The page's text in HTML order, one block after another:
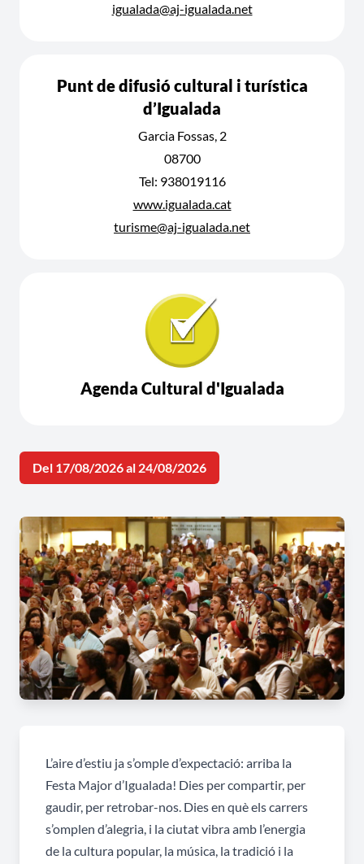
igualada@aj-igualada.net
Punt de difusió cultural i turística
d’Igualada
Garcia Fossas, 2
08700
Tel: 938019116
www.igualada.cat
turisme@aj-igualada.net
Agenda Cultural d'Igualada
Del 17/08/2026 al 24/08/2026
L’aire d’estiu ja s’omple d’expectació: arriba la
Festa Major d’Igualada! Dies per compartir, per
gaudir, per retrobar-nos. Dies en què els carrers
s’omplen d’alegria, i la ciutat vibra amb l’energia
de la cultura popular, la música, la tradició i la